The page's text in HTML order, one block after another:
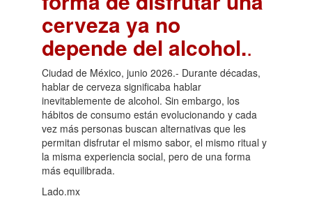
cerveza ya no
depende del alcohol..
Ciudad de México, junio 2026.- Durante décadas,
hablar de cerveza significaba hablar
inevitablemente de alcohol. Sin embargo, los
hábitos de consumo están evolucionando y cada
vez más personas buscan alternativas que les
permitan disfrutar el mismo sabor, el mismo ritual y
la misma experiencia social, pero de una forma
más equilibrada.
Lado.mx